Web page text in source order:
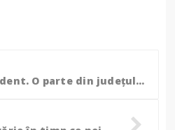
Conduceți prudent. O parte din județul Botoșani este sub avertizare Cod Galben de ceață și polei!